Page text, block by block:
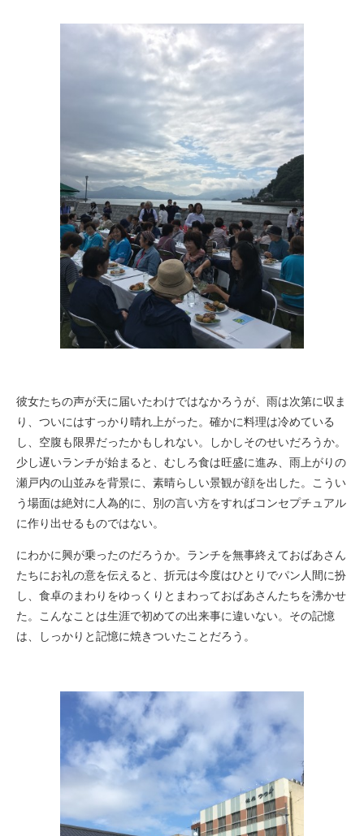
彼女たちの声が天に届いたわけではなかろうが、雨は次第に収ま
り、ついにはすっかり晴れ上がった。確かに料理は冷めている
し、空腹も限界だったかもしれない。しかしそのせいだろうか。
少し遅いランチが始まると、むしろ食は旺盛に進み、雨上がりの
瀬戸内の山並みを背景に、素晴らしい景観が顔を出した。こうい
う場面は絶対に人為的に、別の言い方をすればコンセプチュアル
に作り出せるものではない。
にわかに興が乗ったのだろうか。ランチを無事終えておばあさん
たちにお礼の意を伝えると、折元は今度はひとりでパン人間に扮
し、食卓のまわりをゆっくりとまわっておばあさんたちを沸かせ
た。こんなことは生涯で初めての出来事に違いない。その記憶
は、しっかりと記憶に焼きついたことだろう。